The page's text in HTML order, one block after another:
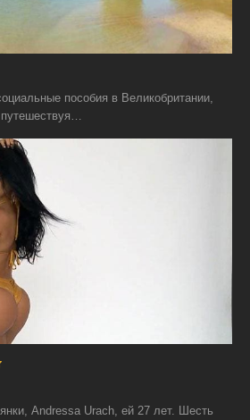
пособия в Великобритании,
Andressa Urach, ей 27 лет. Шесть